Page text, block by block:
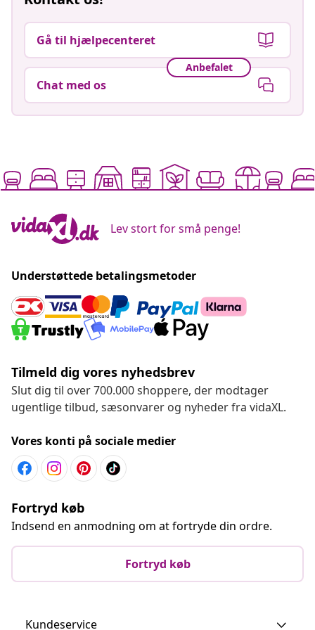
Gå til hjælpecenteret
Anbefalet
Chat med os
Lev stort for små penge!
Understøttede betalingsmetoder
Tilmeld dig vores nyhedsbrev
Slut dig til over 700.000 shoppere, der modtager
ugentlige tilbud, sæsonvarer og nyheder fra vidaXL.
Vores konti på sociale medier
Fortryd køb
Indsend en anmodning om at fortryde din ordre.
Fortryd køb
Kundeservice